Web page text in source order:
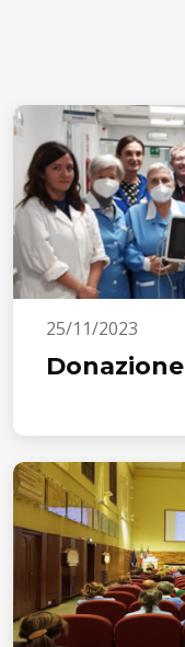
25/11/2023
Donazione